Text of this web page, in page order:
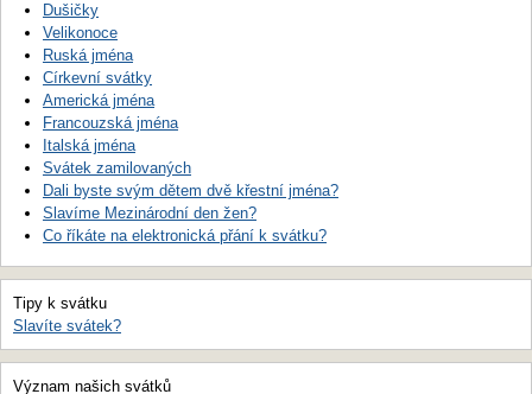
Dušičky
Velikonoce
Ruská jména
Církevní svátky
Americká jména
Francouzská jména
Italská jména
Svátek zamilovaných
Dali byste svým dětem dvě křestní jména?
Slavíme Mezinárodní den žen?
Co říkáte na elektronická přání k svátku?
Tipy k svátku
Slavíte svátek?
Význam našich svátků